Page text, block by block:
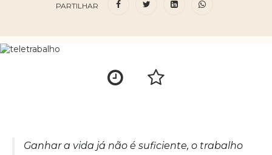
PARTILHAR
Ganhar a vida já não é suficiente, o trabalho